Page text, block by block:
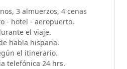
3 almuerzos, 4 cenas
- hotel - aeropuerto.
el viaje.
habla hispana.
el itinerario.
telefónica 24 hrs.